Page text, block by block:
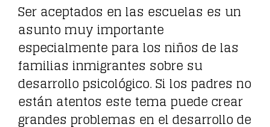
Ser aceptados en las escuelas es un
asunto muy importante
especialmente para los niños de las
familias inmigrantes sobre su
desarrollo psicológico. Si los padres no
están atentos este tema puede crear
grandes problemas en el desarrollo de